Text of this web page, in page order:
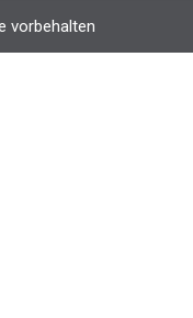
vorbehalten